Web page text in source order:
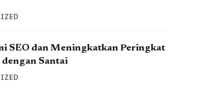
SEO dan Meningkatkan Peringkat
Santai